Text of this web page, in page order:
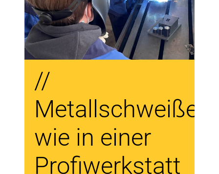
//
Metallschweißen
wie in einer
Profiwerkstatt